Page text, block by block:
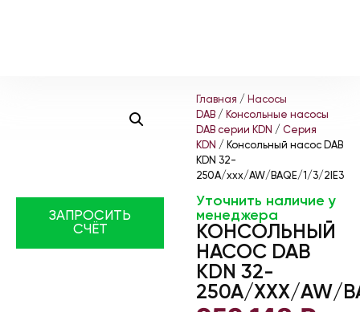
ЗАПРОСИТЬ
СЧЁТ
Главная / Насосы
DAB / Консольные насосы
DAB серии KDN / Серия
KDN / Консольный насос DAB
KDN 32-
250A/xxx/AW/BAQE/1/3/2IE3
Уточнить наличие у
менеджера
КОНСОЛЬНЫЙ
НАСОС DAB
KDN 32-
250A/XXX/AW/